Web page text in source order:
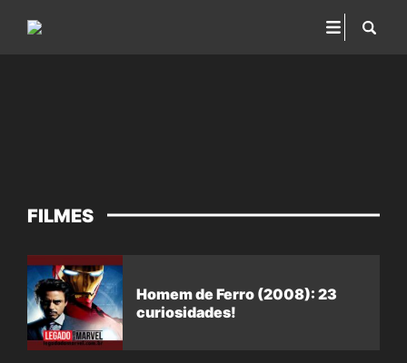
FILMES
Homem de Ferro (2008): 23
curiosidades!